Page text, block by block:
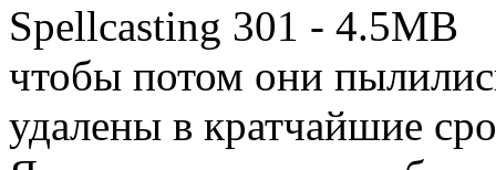
Spellcasting 301 - 4.5MB
чтобы потом они
удалены в кратчайшие